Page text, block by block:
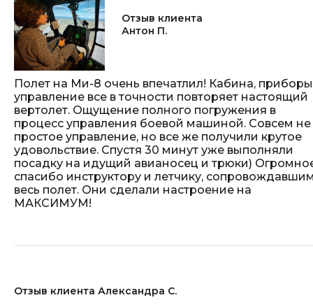
Отзыв клиента
Антон П.
Полет на Ми-8 очень впечатлил! Кабина,
управление все в точности повторяет настоящий
вертолет. Ощущение полного погружения в
процесс управления боевой машиной. Совсем не
простое управление, но все же получили крутое
удовольствие. Спустя 30 минут уже выполняли
посадку на идущий авианосец и трюки)
спасибо инструктору и летчику,
весь полет. Они сделали настроение на
МАКСИМУМ!
Отзыв клиента Александра С.